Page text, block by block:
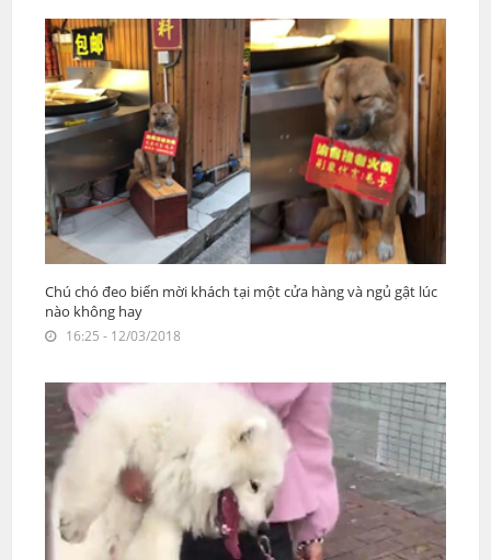
Chú chó đeo biển mời khách tại một cửa hàng và ngủ gật lúc
nào không hay
16:25 - 12/03/2018